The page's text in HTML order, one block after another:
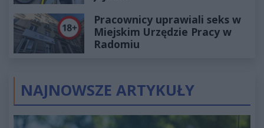
Pracownicy uprawiali seks w
Miejskim Urzędzie Pracy w
Radomiu
NAJNOWSZE ARTYKUŁY